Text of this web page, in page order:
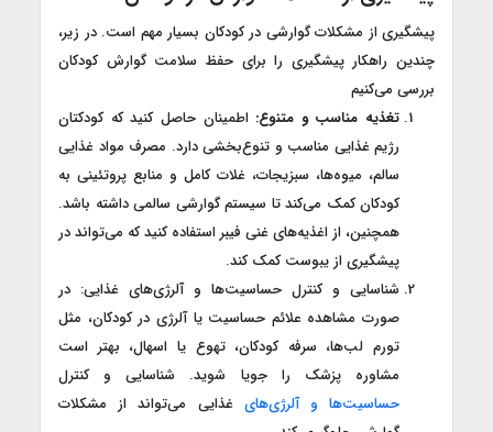
پیشگیری از مشکلات گوارشی در کودکان بسیار مهم است. در زیر،
چندین راهکار پیشگیری را برای حفظ سلامت گوارش کودکان
بررسی می‌کنیم
تغذیه مناسب و متنوع: اطمینان حاصل کنید که کودکتان
رژیم غذایی مناسب و تنوع‌بخشی دارد. مصرف مواد غذایی
سالم، میوه‌ها، سبزیجات، غلات کامل و منابع پروتئینی به
کودکان کمک می‌کند تا سیستم گوارشی سالمی داشته باشد.
همچنین، از اغذیه‌های غنی فیبر استفاده کنید که می‌تواند در
پیشگیری از یبوست کمک کند.
شناسایی و کنترل حساسیت‌ها و آلرژی‌های غذایی: در
صورت مشاهده علائم حساسیت یا آلرژی در کودکان، مثل
تورم لب‌ها، سرفه کودکان، تهوع یا اسهال، بهتر است
مشاوره پزشک را جویا شوید. شناسایی و کنترل
حساسیت‌ها و آلرژی‌های غذایی می‌تواند از مشکلات